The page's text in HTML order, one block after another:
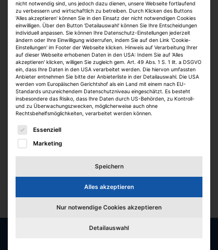
Aktuelle Stellen des
Unternehmens
Derzeit hat das Unternehmen keine Stellenangebote
nicht notwendig sind, uns jedoch dazu dienen, unsere Webseite fortlaufend
zu verbessern und wirtschaftlich zu betreiben. Durch Klicken des Buttons
'Alles akzeptieren' können Sie in den Einsatz der nicht notwendigen Cookies
einwilligen. Über den Button 'Detailauswahl' können Sie Ihre Entscheidungen
individuell anpassen. Sie können Ihre Datenschutz-Einstellungen jederzeit
ändern oder Ihre Einwilligung widerrufen, indem Sie auf den Link 'Cookie-
Einstellungen' im Footer der Webseite klicken. Hinweis auf Verarbeitung Ihrer
auf dieser Webseite erhobenen Daten in den USA: Indem Sie auf 'Alles
akzeptieren' klicken, willigen Sie zugleich gem. Art. 49 Abs. 1 S. 1 lit. a DSGVO
ein, dass Ihre Daten in den USA verarbeitet werden. Die hiervon umfassten
Anbieter entnehmen Sie bitte der Anbieterliste in der Detailauswahl. Die USA
werden vom Europäischen Gerichtshof als ein Land mit einem nach EU-
Standards unzureichendem Datenschutzniveau eingeschätzt. Es besteht
insbesondere das Risiko, dass Ihre Daten durch US-Behörden, zu Kontroll-
und zu Überwachungszwecken, möglicherweise auch ohne
Rechtsbehelfsmöglichkeiten, verarbeitet werden können.
Es folgt eine Liste der Service-Gruppen, für die eine
Essenziell
Marketing
Speichern
Alles akzeptieren
Nur notwendige Cookies akzeptieren
Detailauswahl